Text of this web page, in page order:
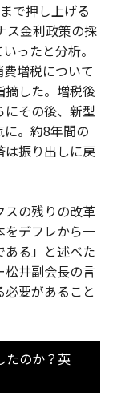
で押し上げる
ス金利政策の採
ったと分析。
増税について
摘した。増税後
にその後、新型
。約8年間の
は振り出しに戻
スの残りの改革
をデフレから一
る」と述べた
松井副会長の言
要があること
たのか？英